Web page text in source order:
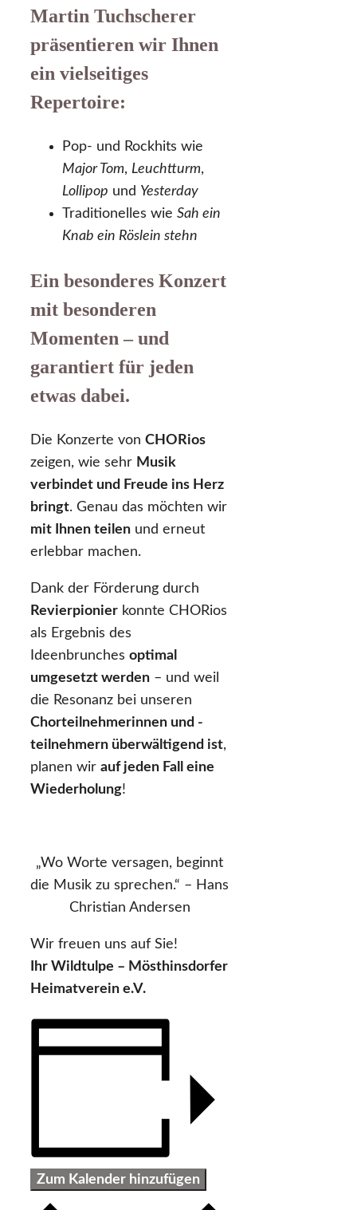
Martin Tuchscherer
präsentieren wir Ihnen
ein vielseitiges
Repertoire:
Pop- und Rockhits wie
Major Tom, Leuchtturm,
Lollipop und Yesterday
Traditionelles wie Sah ein
Knab ein Röslein stehn
Ein besonderes Konzert
mit besonderen
Momenten – und
garantiert für jeden
etwas dabei.
Die Konzerte von CHORios
zeigen, wie sehr Musik
verbindet und Freude ins Herz
bringt. Genau das möchten wir
mit Ihnen teilen und erneut
erlebbar machen.
Dank der Förderung durch
Revierpionier konnte CHORios
als Ergebnis des
Ideenbrunches optimal
umgesetzt werden – und weil
die Resonanz bei unseren
Chorteilnehmerinnen und -
teilnehmern überwältigend ist,
planen wir auf jeden Fall eine
Wiederholung!
„Wo Worte versagen, beginnt
die Musik zu sprechen.“ – Hans
Christian Andersen
Wir freuen uns auf Sie!
Ihr Wildtulpe – Mösthinsdorfer
Heimatverein e.V.
Zum Kalender hinzufügen